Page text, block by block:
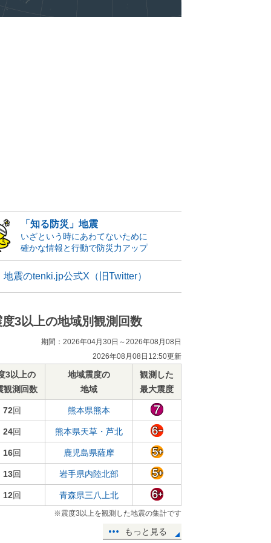
「知る防災」地震
いざという時にあわてないために
確かな情報と行動で防災力アップ
地震のtenki.jp公式X（旧Twitter）
度3以上の地域別観測回数
期間：2026年04月30日～2026年08月08日
2026年08月08日12:50更新
3以上の
観測回数
地域震度の
地域
観測した
最大震度
72回 熊本県熊本
24回 熊本県天草・芦北
16回 鹿児島県薩摩
13回 岩手県内陸北部
12回 青森県三八上北
※震度3以上を観測した地震の集計です
もっと見る